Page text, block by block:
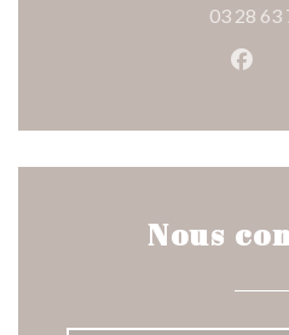
03 28 63
Nous